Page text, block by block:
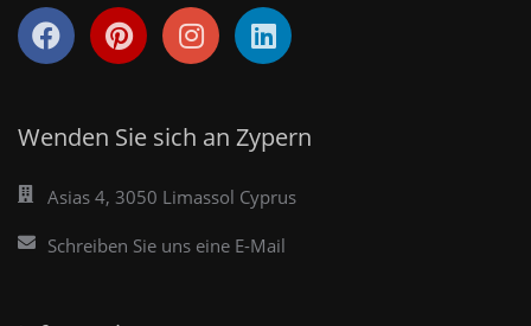
Wenden Sie sich an Zypern
Asias 4, 3050 Limassol Cyprus
Schreiben Sie uns eine E-Mail